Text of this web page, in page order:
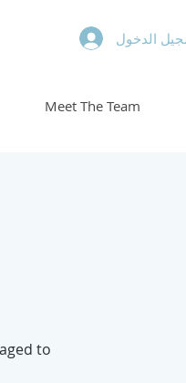
الدخول
Meet The Team
to